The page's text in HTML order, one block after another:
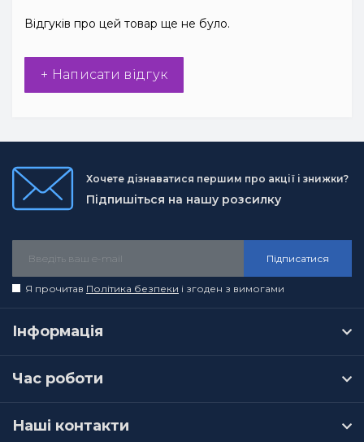
Відгуків про цей товар ще не було.
+ Написати відгук
Хочете дізнаватися першим про акції і знижки?
Підпишіться на нашу розсилку
Підписатися
Я прочитав Політика безпеки і згоден з вимогами
Інформація
Час роботи
Наші контакти